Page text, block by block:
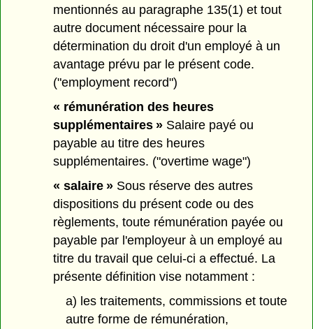
mentionnés au paragraphe 135(1) et tout
autre document nécessaire pour la
détermination du droit d'un employé à un
avantage prévu par le présent code.
("employment record")
« rémunération des heures
supplémentaires » Salaire payé ou
payable au titre des heures
supplémentaires. ("overtime wage")
« salaire » Sous réserve des autres
dispositions du présent code ou des
règlements, toute rémunération payée ou
payable par l'employeur à un employé au
titre du travail que celui-ci a effectué. La
présente définition vise notamment :
a) les traitements, commissions et toute
autre forme de rémunération,